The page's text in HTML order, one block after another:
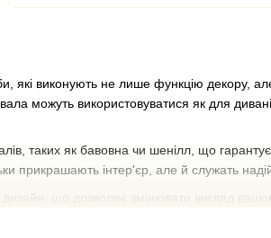
які виконують не лише функцію декору,
можуть використовуватися як для
таких як бавовна чи шенілл, що гарантує
прикрашають інтер'єр, але й служать
що дозволяє змінювати вигляд